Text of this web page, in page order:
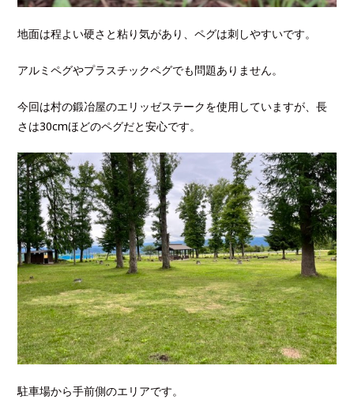
地面は程よい硬さと粘り気があり、ペグは刺しやすいです。
アルミペグやプラスチックペグでも問題ありません。
今回は村の鍛冶屋のエリッゼステークを使用していますが、長
さは30cmほどのペグだと安心です。
駐車場から手前側のエリアです。